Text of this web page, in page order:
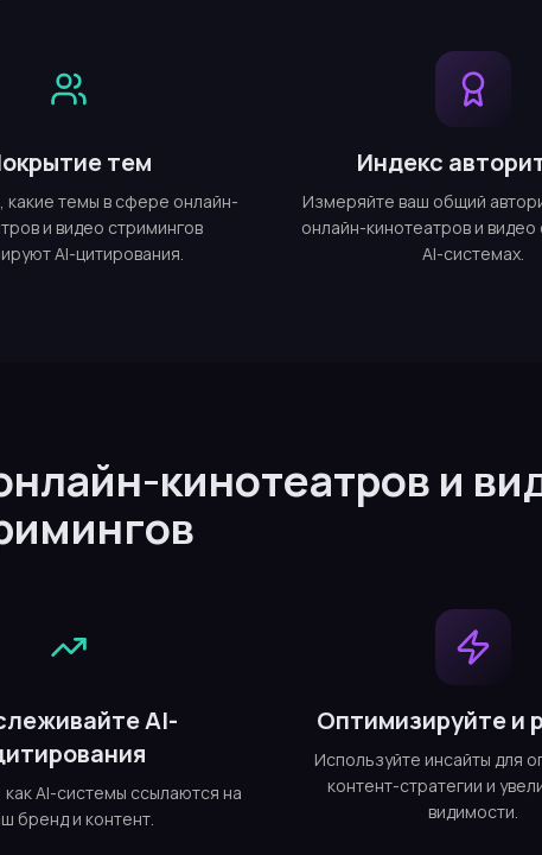
тем
какие темы в сфере онлайн-
и видео стримингов
AI-цитирования.
Индекс
Измеряйте ваш общий
онлайн-кинотеатров и видео
AI-системах.
кинотеатров и
AI-
AI-системы ссылаются на
бренд и контент.
Оптимизируйте и
Используйте инсайты для
контент-стратегии и
видимости.